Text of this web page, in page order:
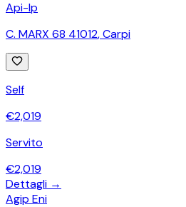
Api-Ip
C. MARX 68 41012,Carpi
Self
€2,019
Servito
€2,019
Dettagli →
Agip Eni